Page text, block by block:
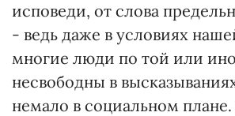
исповеди, от слова
- ведь даже в условиях
многие люди по той или
несвободны в
немало в социальном